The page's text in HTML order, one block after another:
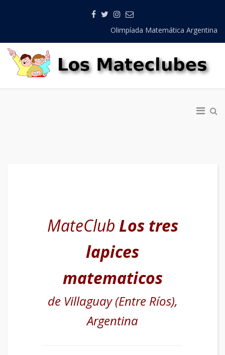
Olimpíada Matemática Argentina
MateClub Los tres
lapices
matematicos
de Villaguay (Entre Ríos),
Argentina